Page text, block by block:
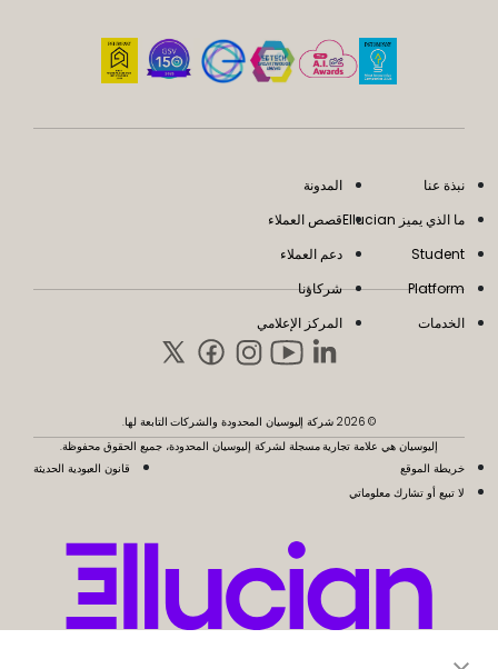
نبذة عنا
ما الذي يميز Ellucian
Student
Platform
الخدمات
المدونة
قصص العملاء
دعم العملاء
شركاؤنا
المركز الإعلامي
إليوسيان هي علامة تجارية مسجلة لشركة إليوسيان المحدودة، جميع الحقوق محفوظة.
خريطة الموقع
لا تبيع أو تشارك معلوماتي
قانون العبودية الحديثة